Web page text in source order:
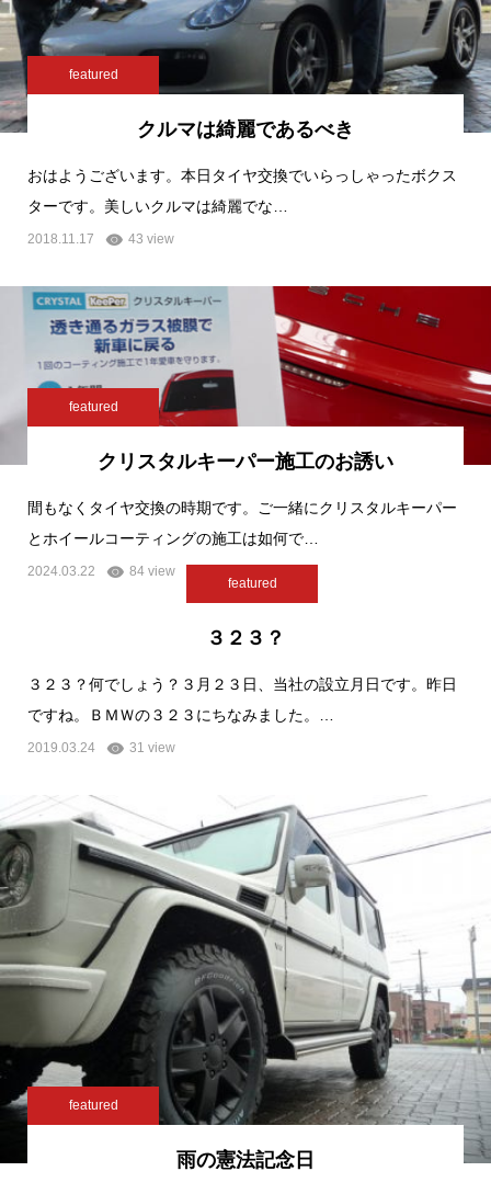
featured
クルマは綺麗であるべき
おはようございます。本日タイヤ交換でいらっしゃったボクス
ターです。美しいクルマは綺麗でな…
2018.11.17 43 view
featured
クリスタルキーパー施工のお誘い
間もなくタイヤ交換の時期です。ご一緒にクリスタルキーパー
とホイールコーティングの施工は如何で…
2024.03.22 84 view
featured
３２３？
３２３？何でしょう？３月２３日、当社の設立月日です。昨日
ですね。ＢＭＷの３２３にちなみました。…
2019.03.24 31 view
featured
雨の憲法記念日